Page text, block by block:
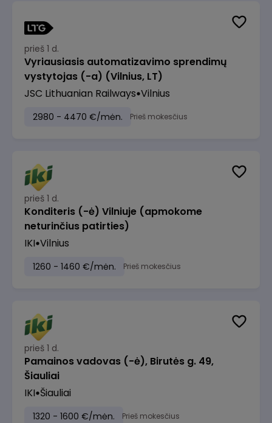
prieš 1 d.
Vyriausiasis automatizavimo sprendimų
vystytojas (-a) (Vilnius, LT)
JSC Lithuanian Railways Vilnius
2980 - 4470 €/mėn. Prieš mokesčius
prieš 1 d.
Konditeris (-ė) Vilniuje (apmokome
neturinčius patirties)
IKI Vilnius
1260 - 1460 €/mėn. Prieš mokesčius
prieš 1 d.
Pamainos vadovas (-ė), Birutės g. 49,
Šiauliai
IKI Šiauliai
1320 - 1600 €/mėn. Prieš mokesčius